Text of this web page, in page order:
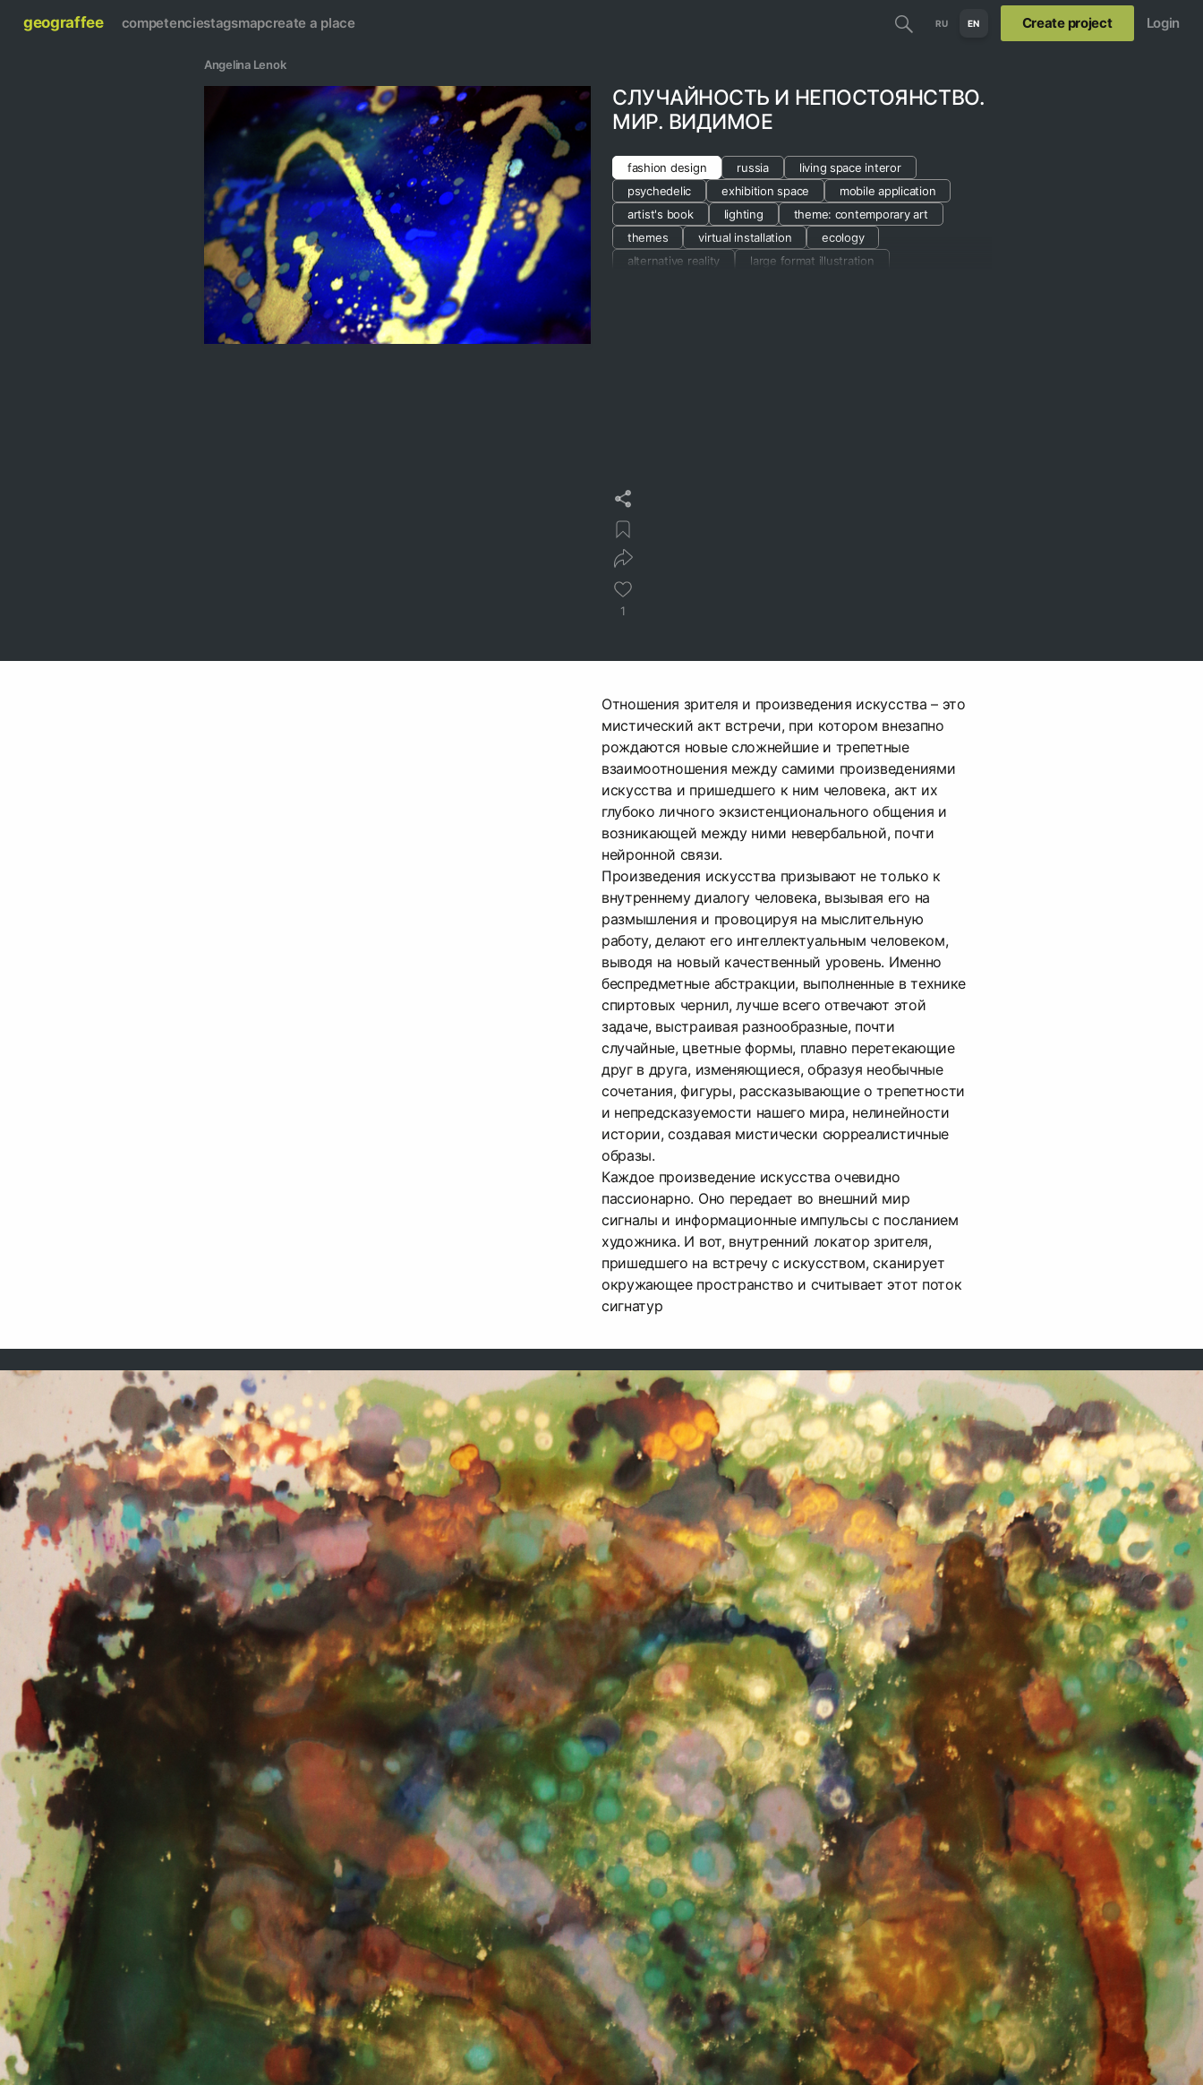
geograffee competenciestagsmapcreate a place RU EN Create project Login
Angelina Lenok
СЛУЧАЙНОСТЬ И НЕПОСТОЯНСТВО.
МИР. ВИДИМОЕ
fashion design russia
living space interor
psychedelic
exhibition space
mobile application
artist's book
lighting
theme: contemporary art
themes
virtual installation
ecology
alternative reality
large format illustration
1
Отношения зрителя и произведения искусства – это
мистический акт встречи, при котором внезапно
рождаются новые сложнейшие и трепетные
взаимоотношения между самими произведениями
искусства и пришедшего к ним человека, акт их
глубоко личного экзистенционального общения и
возникающей между ними невербальной, почти
нейронной связи.
Произведения искусства призывают не только к
внутреннему диалогу человека, вызывая его на
размышления и провоцируя на мыслительную
работу, делают его интеллектуальным человеком,
выводя на новый качественный уровень. Именно
беспредметные абстракции, выполненные в технике
спиртовых чернил, лучше всего отвечают этой
задаче, выстраивая разнообразные, почти
случайные, цветные формы, плавно перетекающие
друг в друга, изменяющиеся, образуя необычные
сочетания, фигуры, рассказывающие о трепетности
и непредсказуемости нашего мира, нелинейности
истории, создавая мистически сюрреалистичные
образы.
Каждое произведение искусства очевидно
пассионарно. Оно передает во внешний мир
сигналы и информационные импульсы с посланием
художника. И вот, внутренний локатор зрителя,
пришедшего на встречу с искусством, сканирует
окружающее пространство и считывает этот поток
сигнатур